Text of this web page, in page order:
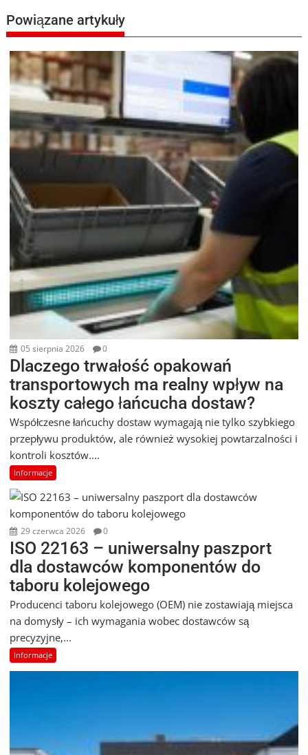
Powiązane artykuły
05 sierpnia 2026 0
Dlaczego trwałość opakowań
transportowych ma realny wpływ na
koszty całego łańcucha dostaw?
Współczesne łańcuchy dostaw wymagają nie tylko szybkiego
przepływu produktów, ale również wysokiej powtarzalności i
kontroli kosztów....
Informacje
29 czerwca 2026 0
ISO 22163 – uniwersalny paszport
dla dostawców komponentów do
taboru kolejowego
Producenci taboru kolejowego (OEM) nie zostawiają miejsca
na domysły – ich wymagania wobec dostawców są
precyzyjne,...
Informacje